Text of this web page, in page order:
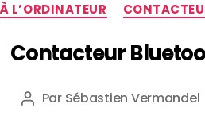
L’ORDINATEUR
Contacteur
Par Sébastien Vermandel